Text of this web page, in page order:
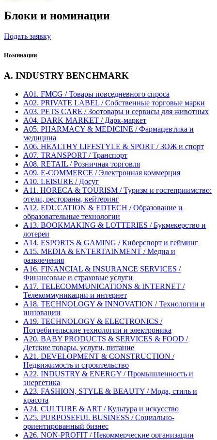
Блоки и номинации
Подать заявку
Номинации
A. INDUSTRY BENCHMARK
A01. FMCG / Товары повседневного спроса
A02. PRIVATE LABEL / Собственные торговые марки
A03. PETS CARE / Зоотовары и сервисы для животных
A04. DARK MARKET / Дарк-маркет
A05. PHARMACY & MEDICINE / Фармацевтика и
медицина
A06. HEALTHY LIFESTYLE & SPORT / ЗОЖ и спорт
A07. TRANSPORT / Транспорт
A08. RETAIL / Розничная торговля
A09. E-COMMERCE / Электронная коммерция
A10. LEISURE / Досуг
A11. HORECA & TOURISM / Туризм и гостеприимство:
отели, рестораны, кейтеринг
A12. EDUCATION & EDTECH / Образование и
образовательные технологии
A13. BOOKMAKING & LOTTERIES / Букмекерство и
лотереи
A14. ESPORTS & GAMING / Киберспорт и гейминг
A15. MEDIA & ENTERTAINMENT / Медиа и
развлечения
A16. FINANCIAL & INSURANCE SERVICES /
Финансовые и страховые услуги
A17. TELECOMMUNICATIONS & INTERNET /
Телекоммуникации и интернет
A18. TECHNOLOGY & INNOVATION / Технологии и
инновации
A19. TECHNOLOGY & ELECTRONICS /
Потребительские технологии и электроника
A20. BABY PRODUCTS & SERVICES & FOOD /
Детские товары, услуги, питание
A21. DEVELOPMENT & CONSTRUCTION /
Недвижимость и строительство
A22. INDUSTRY & ENERGY / Промышленность и
энергетика
A23. FASHION, STYLE & BEAUTY / Мода, стиль и
красота
A24. CULTURE & ART / Культура и искусство
A25. PURPOSEFUL BUSINESS / Социально-
ориентированный бизнес
A26. NON-PROFIT / Некоммерческие организации